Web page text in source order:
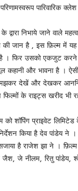
पारिवारिक
निभाये जाने वाले
की जान है , इस फ़िल्म में
है । फिर उसको एकजुट
कहानी और भावना है ।
देखें और देखकर
के राइट्स खरीद भी
शॉपिंग प्राइवेट
निर्देशन किया है देव पांडेय
है राजेश झा ने ।
जे नीलम, रितु पांडेय,